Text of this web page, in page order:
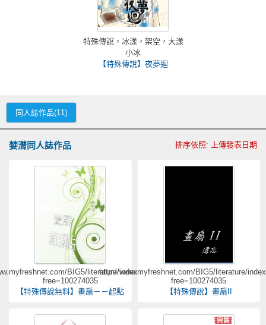
特殊傳說，冰漾，架空，大漾
小冰
【特殊傳說】夜夢迴
同人誌作品(11)
婪潸同人誌作品 排序依照: 上傳發表日期
BIG5/literature/indextext.asp?
free=100274035
【特殊傳說無料】畫扇－－起點
http://www.myfreshnet.com/BIG5/literature/
free=100274035
【特殊傳說】畫扇II